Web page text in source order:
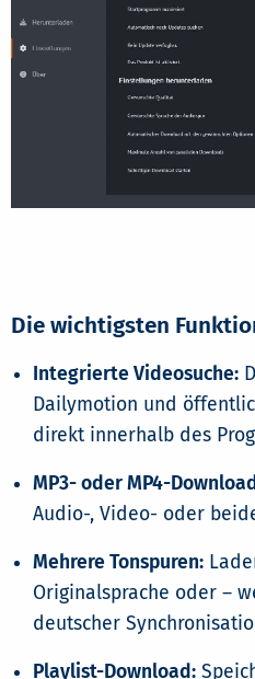
Die wichtigsten
Integrierte Videosuche:
Dailymotion und
direkt innerhalb des
MP3- oder MP4-
Audio-, Video- oder
Mehrere Tonspuren:
Originalsprache oder –
deutscher
Playlist-Download: